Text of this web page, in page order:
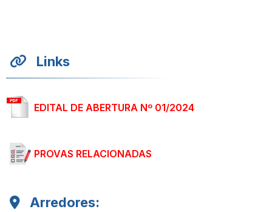
Links
EDITAL DE ABERTURA Nº 01/2024
PROVAS RELACIONADAS
Arredores: